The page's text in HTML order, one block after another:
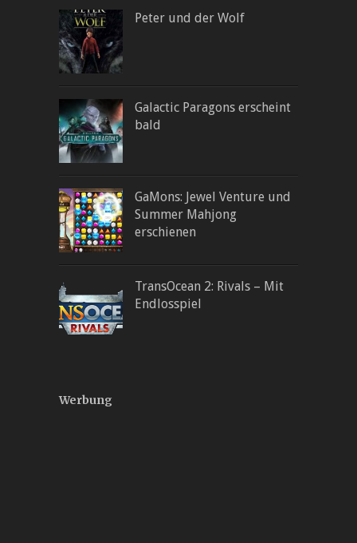
Peter und der Wolf
Galactic Paragons erscheint
bald
GaMons: Jewel Venture und
Summer Mahjong
erschienen
TransOcean 2: Rivals – Mit
Endlosspiel
Werbung